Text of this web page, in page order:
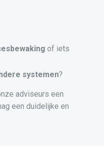
of iets
systemen?
adviseurs een
een duidelijke en